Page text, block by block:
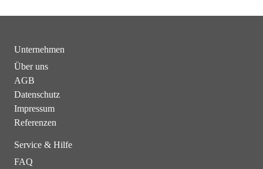
Unternehmen
Über uns
AGB
Datenschutz
Impressum
Referenzen
Service & Hilfe
FAQ